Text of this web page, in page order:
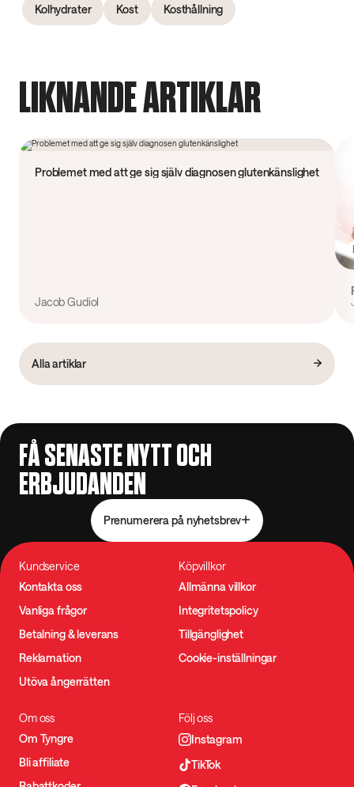
Kolhydrater
Kost Kosthållning
LIKNANDE ARTIKLAR
Problemet med att ge sig själv diagnosen glutenkänslighet
Jacob Gudiol
Alla artiklar
FÅ SENASTE NYTT OCH
ERBJUDANDEN
Prenumerera på nyhetsbrev
Kundservice
Kontakta oss
Vanliga frågor
Betalning & leverans
Reklamation
Utöva ångerrätten
Köpvillkor
Allmänna villkor
Integritetspolicy
Tillgänglighet
Cookie-inställningar
Om oss
Om Tyngre
Bli affiliate
Följ oss
Instagram
TikTok